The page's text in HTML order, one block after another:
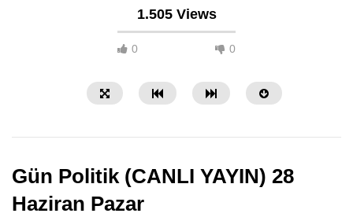
1.505 Views
0 0
Gün Politik (CANLI YAYIN) 28
Haziran Pazar